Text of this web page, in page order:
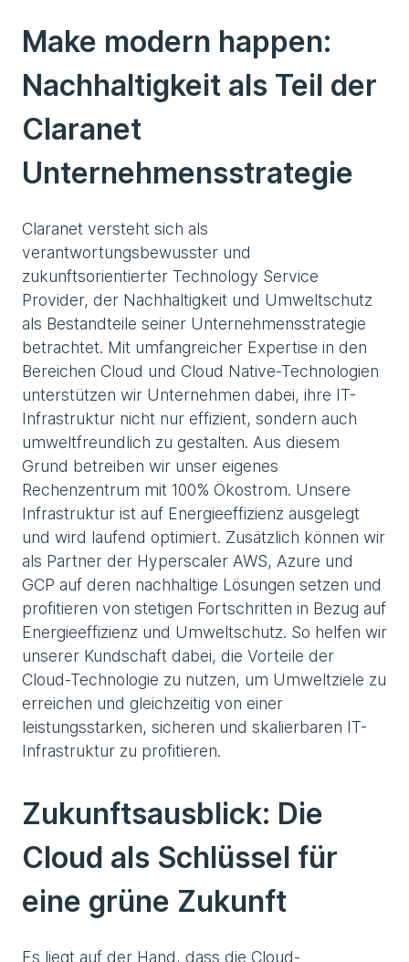
Make modern happen:
Nachhaltigkeit als Teil der
Claranet
Unternehmensstrategie
Claranet versteht sich als
verantwortungsbewusster und
zukunftsorientierter Technology Service
Provider, der Nachhaltigkeit und Umweltschutz
als Bestandteile seiner Unternehmensstrategie
betrachtet. Mit umfangreicher Expertise in den
Bereichen Cloud und Cloud Native-Technologien
unterstützen wir Unternehmen dabei, ihre IT-
Infrastruktur nicht nur effizient, sondern auch
umweltfreundlich zu gestalten. Aus diesem
Grund betreiben wir unser eigenes
Rechenzentrum mit 100% Ökostrom. Unsere
Infrastruktur ist auf Energieeffizienz ausgelegt
und wird laufend optimiert. Zusätzlich können wir
als Partner der Hyperscaler AWS, Azure und
GCP auf deren nachhaltige Lösungen setzen und
profitieren von stetigen Fortschritten in Bezug auf
Energieeffizienz und Umweltschutz. So helfen wir
unserer Kundschaft dabei, die Vorteile der
Cloud-Technologie zu nutzen, um Umweltziele zu
erreichen und gleichzeitig von einer
leistungsstarken, sicheren und skalierbaren IT-
Infrastruktur zu profitieren.
Zukunftsausblick: Die
Cloud als Schlüssel für
eine grüne Zukunft
Es liegt auf der Hand, dass die Cloud-